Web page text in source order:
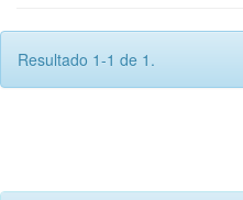
Resultado 1-1 de 1.